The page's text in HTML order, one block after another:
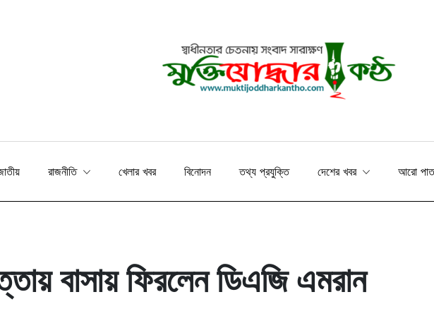
রাজনীতি খেলার খবর বিনোদন তথ্য প্রযুক্তি দেশের খবর আরো
বাসায় ফিরলেন ডিএজি এমরান